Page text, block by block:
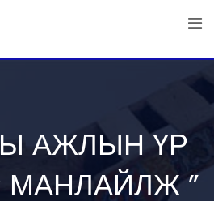
АЖЛЫН ҮР
МАНЛАЙЛЖ ”